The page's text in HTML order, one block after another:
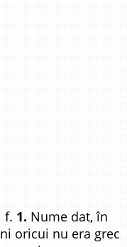
f. 1. Nume dat, în
oricui nu era grec